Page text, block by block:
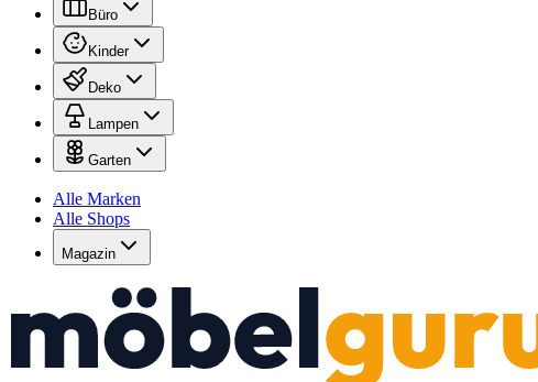
Büro
Kinder
Deko
Lampen
Garten
Alle Marken
Alle Shops
Magazin